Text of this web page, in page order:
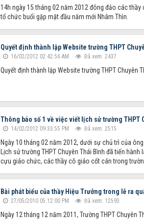
14h ngày 15 tháng 02 năm 2012 đông đảo các
tổ chức buổi gặp mặt đầu năm mới Nhâm Thìn.
Quyết định thành lập Website trường THPT
16/02/2012 02:42:56 AM Đã xem: 2437
Quyết định thành lập Website trường THPT Chuyên
Thông báo số 1 về việc viết lịch sử trường THPT
14/02/2012 09:33:55 PM Đã xem: 2515
Ngày 10 tháng 02 năm 2012, dưới sự chủ trì của
Lịch sử trường THPT Chuyên Thái Bình đã tiến
cựu giáo chức, các thầy cô giáo cốt cán trong
Bài phát biểu của thầy Hiệu Trưởng trong lễ ra
27/05/2010 05:12:00 PM Đã xem: 12593
Ngày 12 tháng 12 năm 2011, Trường THPT